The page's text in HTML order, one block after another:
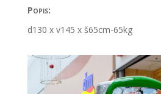
Popis:
d130 x v145 x š65cm-65kg